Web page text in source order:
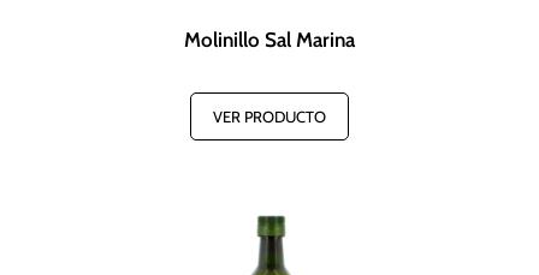
Molinillo Sal Marina
VER PRODUCTO